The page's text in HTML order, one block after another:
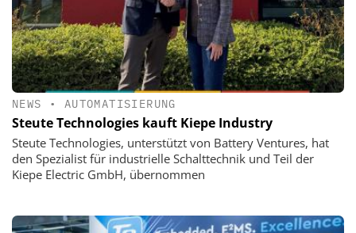
NEWS • AUTOMATISIERUNG
Steute Technologies kauft Kiepe Industry
Steute Technologies, unterstützt von Battery Ventures, hat
den Spezialist für industrielle Schalttechnik und Teil der
Kiepe Electric GmbH, übernommen